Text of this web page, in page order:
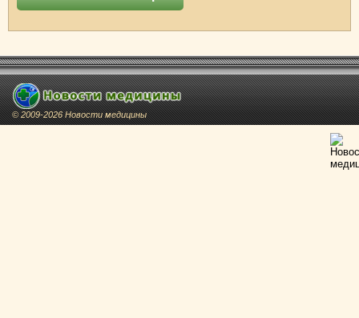
© 2009-2026 Новости медицины